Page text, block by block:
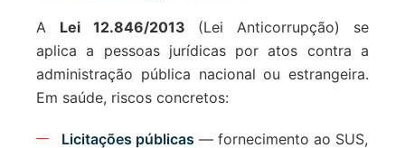
A Lei 12.846/2013 (Lei Anticorrupção) se
aplica a pessoas jurídicas por atos contra a
administração pública nacional ou estrangeira.
Em saúde, riscos concretos:
Licitações públicas — fornecimento ao SUS,